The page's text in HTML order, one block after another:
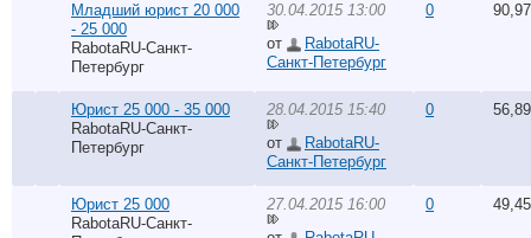
Младший юрист 20 000
- 25 000
RabotaRU-Санкт-
Петербург
30.04.2015 13:00
от
RabotaRU-
Санкт-Петербург
0
Юрист 25 000 - 35 000
RabotaRU-Санкт-
Петербург
28.04.2015 15:40
от
RabotaRU-
Санкт-Петербург
0
Юрист 25 000
RabotaRU-Санкт-
27.04.2015 16:00
0